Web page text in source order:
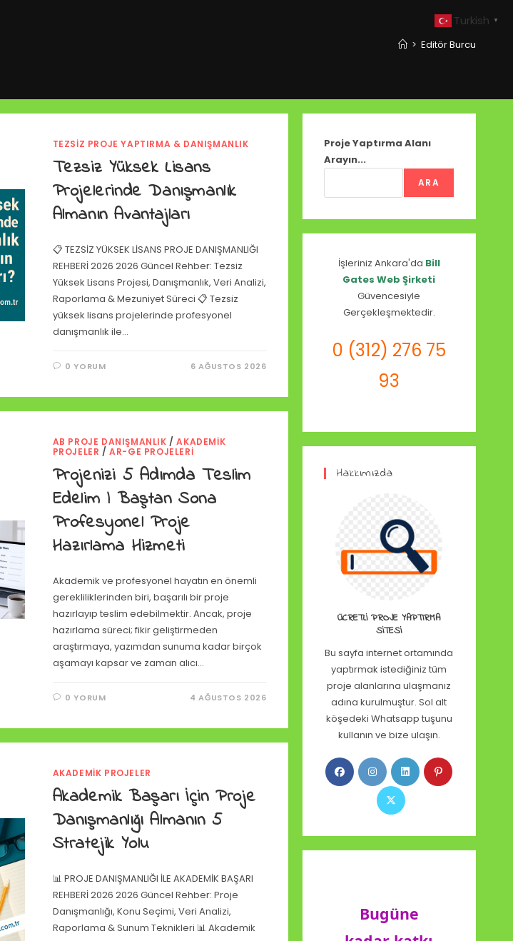
> Editör Burcu
TEZSIZ PROJE YAPTIRMA & DANIŞMANLIK
Tezsiz Yüksek Lisans
Projelerinde Danışmanlık
Almanın Avantajları
📋 TEZSİZ YÜKSEK LİSANS PROJE DANIŞMANLIĞI
REHBERİ 2026 2026 Güncel Rehber: Tezsiz
Yüksek Lisans Projesi, Danışmanlık, Veri Analizi,
Raporlama & Mezuniyet Süreci 📋 Tezsiz
yüksek lisans projelerinde profesyonel
danışmanlık ile…
0 YORUM 6 AĞUSTOS 2026
AB PROJE DANIŞMANLIK /AKADEMIK
PROJELER /AR-GE PROJELERI
Projenizi 5 Adımda Teslim
Edelim | Baştan Sona
Profesyonel Proje
Hazırlama Hizmeti
Akademik ve profesyonel hayatın en önemli
gerekliliklerinden biri, başarılı bir proje
hazırlayıp teslim edebilmektir. Ancak, proje
hazırlama süreci; fikir geliştirmeden
araştırmaya, yazımdan sunuma kadar birçok
aşamayı kapsar ve zaman alıcı…
0 YORUM 4 AĞUSTOS 2026
AKADEMIK PROJELER
Akademik Başarı İçin Proje
Danışmanlığı Almanın 5
Stratejik Yolu
📊 PROJE DANIŞMANLIĞI İLE AKADEMİK BAŞARI
REHBERİ 2026 2026 Güncel Rehber: Proje
Danışmanlığı, Konu Seçimi, Veri Analizi,
Raporlama & Sunum Teknikleri 📊 Akademik
Proje Yaptırma Alanı
Arayın...
ARA
İşleriniz Ankara'da Bill
Gates Web Şirketi
Güvencesiyle
Gerçekleşmektedir.
0 (312) 276 75
93
Hakkımızda
ÜCRETLI PROJE YAPTIRMA
SITESI
Bu sayfa internet ortamında
yaptırmak istediğiniz tüm
proje alanlarına ulaşmanız
adına kurulmuştur. Sol alt
köşedeki Whatsapp tuşunu
kullanın ve bize ulaşın.
Bugüne
Turkish ▼